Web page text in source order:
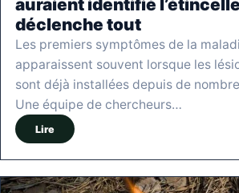
auraient identifié
déclenche tout
Les premiers symptômes de la
apparaissent souvent lorsque les
sont déjà installées depuis de
Une équipe de chercheurs…
Lire